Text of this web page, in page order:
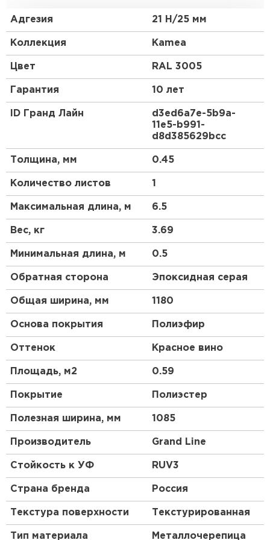
античности. Черепица с таким профилем всегда
Металлочерепица Kamea (Камея) - это
современный премиум-класс, самое стильное
решение для Вашей кровли.
Металлочерепица Kamea (Камея) изготавливается
на европейском оборудовании только из
высококачественной стали. Представлена в
лучших покрытиях Grand Line.
Адгезия 21 Н/25 мм
Коллекция Kamea
Цвет RAL 3005
Гарантия 10 лет
ID Гранд Лайн
d3ed6a7e-5b9a-
11e5-b991-
d8d385629bcc
Толщина, мм 0.45
Количество листов 1
Максимальная длина, м 6.5
Вес, кг 3.69
Минимальная длина, м 0.5
Обратная сторона Эпоксидная серая
Общая ширина, мм 1180
Основа покрытия Полиэфир
Оттенок Красное вино
Площадь, м2 0.59
Покрытие Полиэстер
Полезная ширина, мм 1085
Производитель Grand Line
Стойкость к УФ RUV3
Страна бренда Россия
Текстура поверхности Текстурированная
Тип материала Металлочерепица